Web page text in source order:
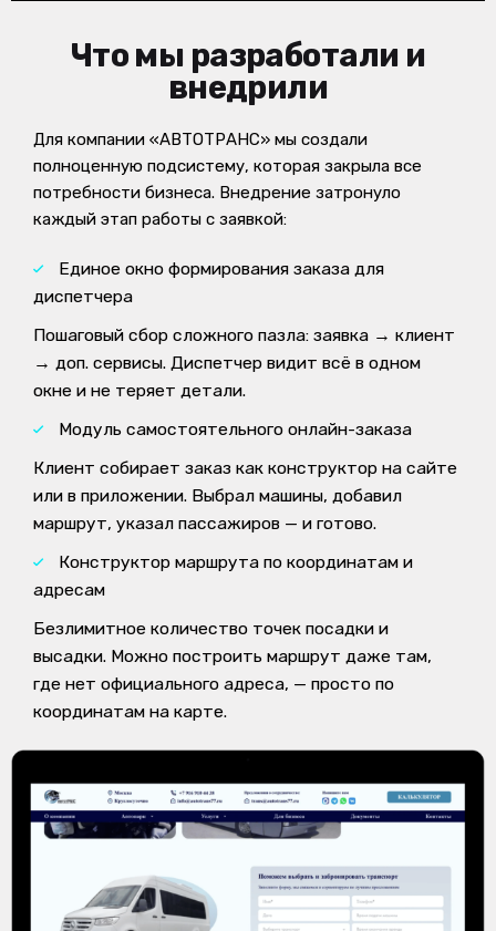
Что мы разработали и
внедрили
Для компании «АВТОТРАНС» мы создали
полноценную подсистему, которая закрыла все
потребности бизнеса. Внедрение затронуло
каждый этап работы с заявкой:
Единое окно формирования заказа для
диспетчера
Пошаговый сбор сложного пазла: заявка → клиент
→ доп. сервисы. Диспетчер видит всё в одном
окне и не теряет детали.
Модуль самостоятельного онлайн-заказа
Клиент собирает заказ как конструктор на сайте
или в приложении. Выбрал машины, добавил
маршрут, указал пассажиров — и готово.
Конструктор маршрута по координатам и
адресам
Безлимитное количество точек посадки и
высадки. Можно построить маршрут даже там,
где нет официального адреса, — просто по
координатам на карте.